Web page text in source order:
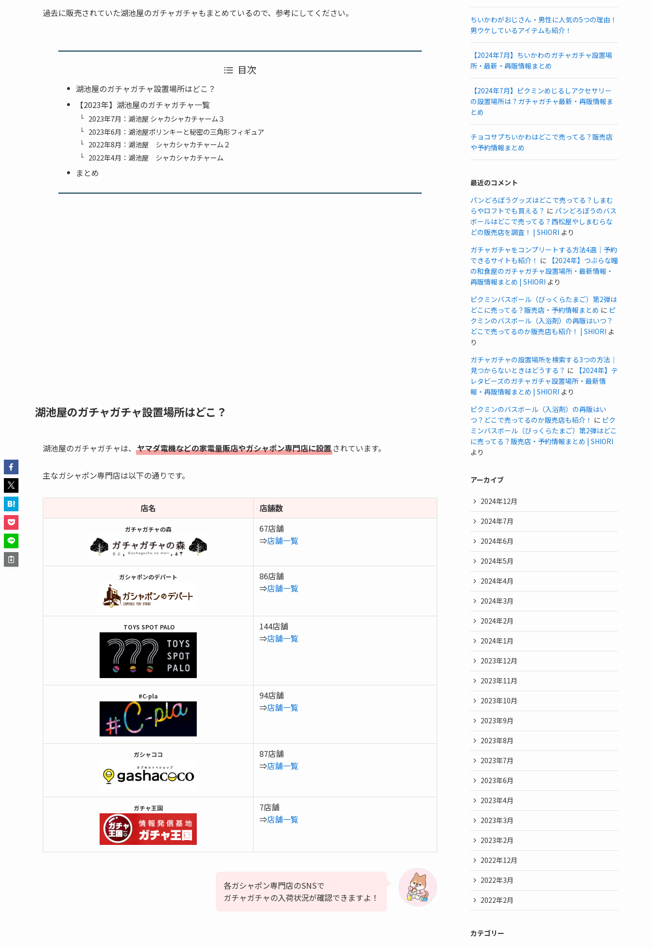
過去に販売されていた湖池屋のガチャガチャもまとめているので、参考にしてください。
目次
湖池屋のガチャガチャ設置場所はどこ？
【2023年】湖池屋のガチャガチャ一覧
2023年7月：湖池屋 シャカシャカチャーム３
2023年6月：湖池屋ポリンキーと秘密の三角形フィギュア
2022年8月：湖池屋 シャカシャカチャーム２
2022年4月：湖池屋 シャカシャカチャーム
まとめ
湖池屋のガチャガチャ設置場所はどこ？
湖池屋のガチャガチャは、 ヤマダ電機などの家電量販店やガシャポン専門店に設置されています。
主なガシャポン専門店は以下の通りです。
店名 店舗数
ガチャガチャの森
67店舗
⇒店舗一覧
ガシャポンのデパート
86店舗
⇒店舗一覧
TOYS SPOT PALO
144店舗
⇒店舗一覧
#C-pla
94店舗
⇒店舗一覧
ガシャココ
87店舗
⇒店舗一覧
ガチャ王国
7店舗
⇒店舗一覧
各ガシャポン専門店のSNSで
ガチャガチャの入荷状況が確認できますよ！
ちいかわがおじさん・男性に人気の5つの理由！
男ウケしているアイテムも紹介！
【2024年7月】ちいかわのガチャガチャ設置場
所・最新・再販情報まとめ
【2024年7月】ピクミンめじるしアクセサリー
の設置場所は？ガチャガチャ最新・再販情報ま
とめ
チョコサプちいかわはどこで売ってる？販売店
や予約情報まとめ
最近のコメント
パンどろぼうグッズはどこで売ってる？しまむ
らやロフトでも買える？ に パンどろぼうのバス
ボールはどこで売ってる？西松屋やしまむらな
どの販売店を調査！ | SHIORI より
ガチャガチャをコンプリートする方法4選｜予約
できるサイトも紹介！ に
【2024年】つぶらな瞳
の和食屋のガチャガチャ設置場所・最新情報・
再販情報まとめ | SHIORI より
ピクミンバスボール（びっくらたまご）第2弾は
どこに売ってる？販売店・予約情報まとめ に ピ
クミンのバスボール（入浴剤）の再販はいつ？
どこで売ってるのか販売店も紹介！ | SHIORI よ
り
ガチャガチャの設置場所を検索する3つの方法｜
見つからないときはどうする？ に
【2024年】テ
レタビーズのガチャガチャ設置場所・最新情
報・再販情報まとめ | SHIORI より
ピクミンのバスボール（入浴剤）の再販はい
つ？どこで売ってるのか販売店も紹介！ に ピク
ミンバスボール（びっくらたまご）第2弾はどこ
に売ってる？販売店・予約情報まとめ | SHIORI
より
アーカイブ
2024年12月
2024年7月
2024年6月
2024年5月
2024年4月
2024年3月
2024年2月
2024年1月
2023年12月
2023年11月
2023年10月
2023年9月
2023年8月
2023年7月
2023年6月
2023年4月
2023年3月
2023年2月
2022年12月
2022年3月
2022年2月
カテゴリー